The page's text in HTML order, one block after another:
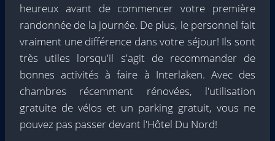
heureux avant de commencer votre première
randonnée de la journée. De plus, le personnel fait
vraiment une différence dans votre séjour! Ils sont
très utiles lorsqu'il s'agit de recommander de
bonnes activités à faire à Interlaken. Avec des
chambres récemment rénovées, l'utilisation
gratuite de vélos et un parking gratuit, vous ne
pouvez pas passer devant l'Hôtel Du Nord!